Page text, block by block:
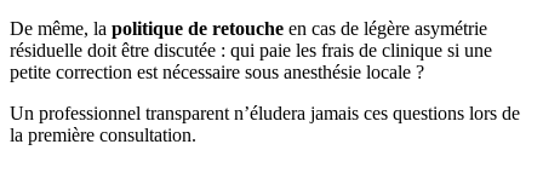
De même, la politique de retouche en cas de légère asymétrie
résiduelle doit être discutée : qui paie les frais de clinique si une
petite correction est nécessaire sous anesthésie locale ?
Un professionnel transparent n’éludera jamais ces questions lors de
la première consultation.